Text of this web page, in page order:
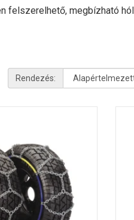
megbízható
Rendezés: